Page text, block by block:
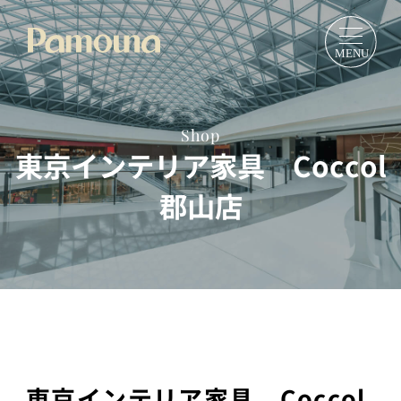
Shop
東京インテリア家具 Coccol
郡山店